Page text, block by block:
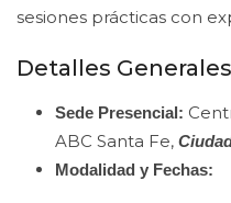
sesiones prácticas con
Detalles
Sede Presencial:
ABC Santa Fe,
Modalidad y Fechas: